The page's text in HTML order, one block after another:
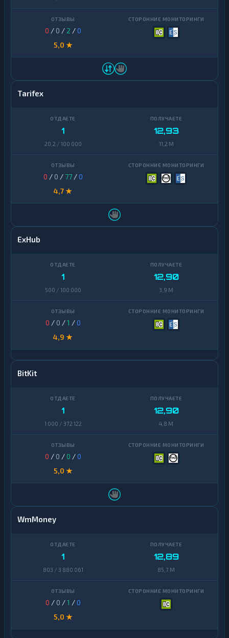
0 / 0 / 2 /0
5,0 ★
Tarifex
1
20,2 / 100 000
12,93
11,2 M
0 / 0 / 77/0
4,7 ★
ExHub
1
500 / 100 000
12,90
3,9 M
0 / 0 /1 /0
4,9 ★
BitKit
1
1 000 / 372 122
12,90
4,8 M
0 / 0 /0 /0
5,0 ★
WmMoney
1
803 / 3 880 061
12,89
85,7 M
0 / 0 /1 /0
5,0 ★